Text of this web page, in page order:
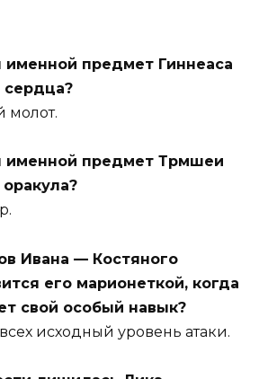
именной предмет Гиннеаса
молот.
именной предмет Трмшеи
Ивана — Костяного
его марионеткой, когда
свой особый навык?
исходный уровень атаки.